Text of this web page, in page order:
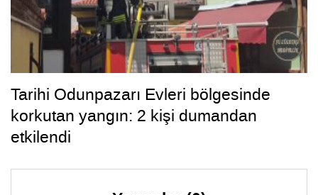
Tarihi Odunpazarı Evleri bölgesinde
korkutan yangın: 2 kişi dumandan
etkilendi